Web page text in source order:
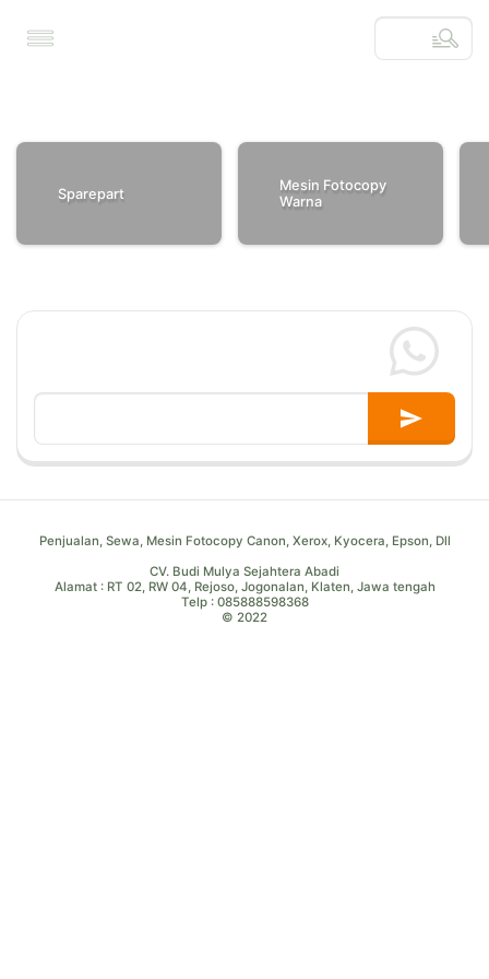
Sparepart
Mesin Fotocopy
Warna
Penjualan, Sewa, Mesin Fotocopy Canon, Xerox, Kyocera, Epson, Dll
CV. Budi Mulya Sejahtera Abadi
Alamat : RT 02, RW 04, Rejoso, Jogonalan, Klaten, Jawa tengah
Telp : 085888598368
© 2022